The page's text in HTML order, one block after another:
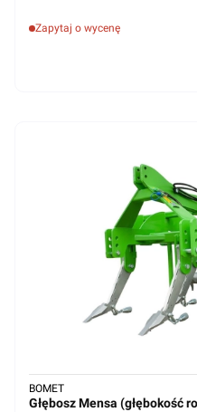
Zapytaj o wycenę
Głębosz Mensa (głębokość
BOMET